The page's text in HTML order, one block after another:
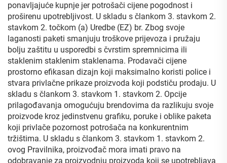
ponavljajuće kupnje jer potrošači cijene pogodnost i
proširenu upotrebljivost. U skladu s člankom 3. stavkom 2.
stavkom 2. točkom (a) Uredbe (EZ) br. Zbog svoje
laganosti paketi smanjuju troškove prijevoza i pružaju
bolju zaštitu u usporedbi s čvrstim spremnicima ili
staklenim staklenim staklenama. Prodavači cijene
prostorno efikasan dizajn koji maksimalno koristi police i
stvara privlačne prikaze proizvoda koji podstiču prodaju. U
skladu s člankom 3. stavkom 1. stavkom 2. Opcije
prilagođavanja omogućuju brendovima da razlikuju svoje
proizvode kroz jedinstvenu grafiku, poruke i oblike paketa
koji privlače pozornost potrošača na konkurentnim
tržištima. U skladu s člankom 3. stavkom 1. stavkom 2.
ovog Pravilnika, proizvođač mora imati pravo na
odobravanje za proizvodnju proizvoda koji se upotrebljava